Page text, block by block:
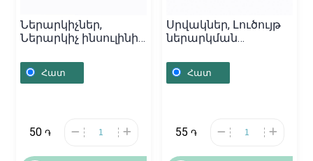
Ներարկիչներ,
Ներարկիչ ինսուլինի /
Հատ
50 ֏
Սրվակներ, Լուծույթ
ներարկման
Ռուսաստան
Հատ
55 ֏